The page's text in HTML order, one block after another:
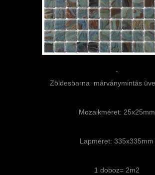
-
Zöldesbarna márványmintás
Mozaikméret: 25x25mm
Lapméret: 335x335mm
1 doboz= 2m2